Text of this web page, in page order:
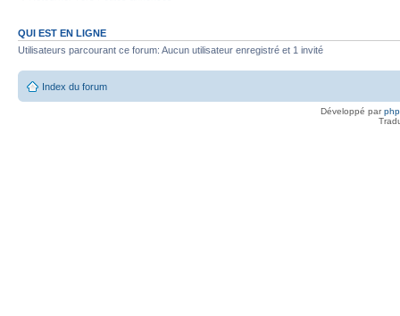
QUI EST EN LIGNE
Utilisateurs parcourant ce forum: Aucun utilisateur enregistré et 1 invité
Index du forum
Développé par